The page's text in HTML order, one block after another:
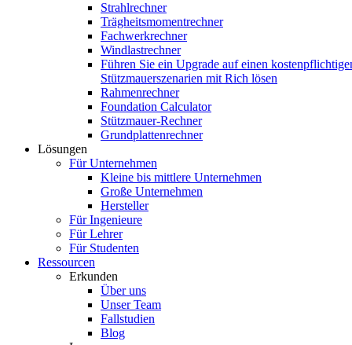
Strahlrechner
Trägheitsmomentrechner
Fachwerkrechner
Windlastrechner
Führen Sie ein Upgrade auf einen
Stützmauerszenarien mit Rich lösen
Rahmenrechner
Foundation Calculator
Stützmauer-Rechner
Grundplattenrechner
Lösungen
Für Unternehmen
Kleine bis mittlere Unternehmen
Große Unternehmen
Hersteller
Für Ingenieure
Für Lehrer
Für Studenten
Ressourcen
Erkunden
Über uns
Unser Team
Fallstudien
Blog